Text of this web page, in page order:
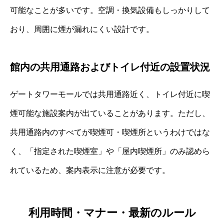
可能なことが多いです。空調・換気設備もしっかりして
おり、周囲に煙が漏れにくい設計です。
館内の共用通路およびトイレ付近の設置状況
ゲートタワーモールでは共用通路近く、トイレ付近に喫
煙可能な施設案内が出ていることがあります。ただし、
共用通路内のすべてが喫煙可・喫煙所というわけではな
く、「指定された喫煙室」や「屋内喫煙所」のみ認めら
れているため、案内表示に注意が必要です。
利用時間・マナー・最新のルール